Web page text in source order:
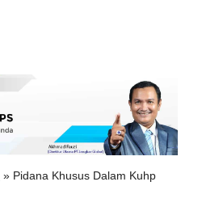
» Pidana Khusus Dalam Kuhp